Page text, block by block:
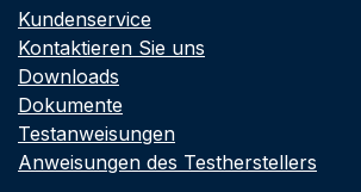
Kundenservice
Kontaktieren Sie uns
Downloads
Dokumente
Testanweisungen
Anweisungen des Testherstellers